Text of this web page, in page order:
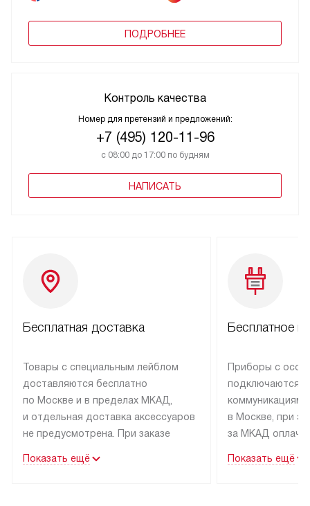
ПОДРОБНЕЕ
Контроль качества
Номер для претензий и предложений:
+7 (495) 120-11-96
с 08:00 до 17:00 по будням
НАПИСАТЬ
Бесплатная доставка
Товары с специальным лейблом
доставляются бесплатно
по Москве и в пределах МКАД,
и отдельная доставка аксессуаров
не предусмотрена. При заказе
рекомендуем обсудить
Показать ещё
Бесплатное
Приборы с
подключаются к
коммуникациям
в Москве, при
за МКАД
партнера
Показать ещё